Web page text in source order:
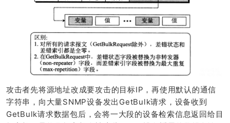
攻击者先将源地址改成要攻击的目标IP，再使用默认的通信
字符串，向大量SNMP设备发出GetBulk请求，设备收到
GetBulk请求数据包后，会将一大段的设备检索信息返回给目